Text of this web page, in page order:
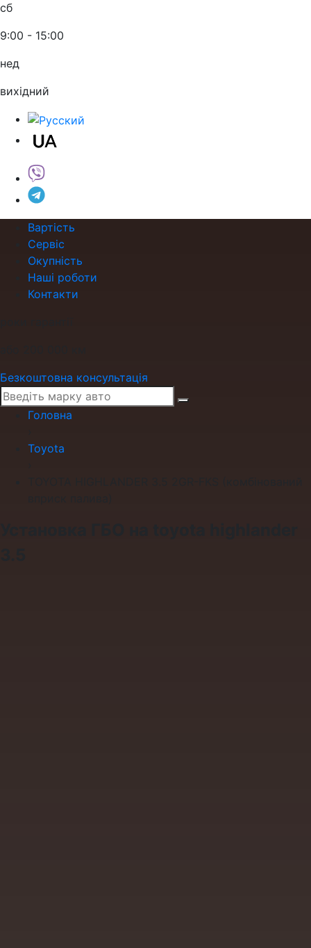
сб
9:00 - 15:00
нед
вихідний
Вартість
Сервіс
Окупність
Наші роботи
Контакти
Безкоштовна консультація
Головна
Toyota